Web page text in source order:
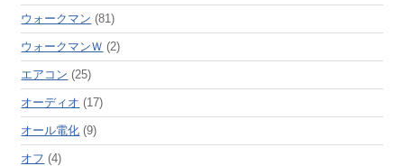
ウォークマン (81)
ウォークマンＷ (2)
エアコン (25)
オーディオ (17)
オール電化 (9)
オフ (4)